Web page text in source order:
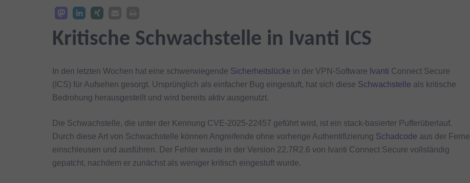
Kritische Schwachstelle in Ivanti ICS
In den letzten Wochen hat eine schwerwiegende Sicherheitslücke in der VPN-Software Ivanti Connect Secure
(ICS) für Aufsehen gesorgt. Ursprünglich als einfacher Bug eingestuft, hat sich diese Schwachstelle als kritische
Bedrohung herausgestellt und wird bereits aktiv ausgenutzt.
Die Schwachstelle, die unter der Kennung CVE-2025-22457 geführt wird, ist ein stack-basierter Pufferüberlauf.
Durch diese Art von Schwachstelle können Angreifende ohne vorherige Authentifizierung Schadcode aus der Ferne
einschleusen und ausführen. Der Fehler wurde in der Version 22.7R2.6 von Ivanti Connect Secure vollständig
gepatcht, nachdem er zunächst als weniger kritisch eingestuft wurde.